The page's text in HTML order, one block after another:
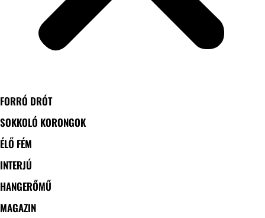
FORRÓ DRÓT
SOKKOLÓ KORONGOK
ÉLŐ FÉM
INTERJÚ
HANGERŐMŰ
MAGAZIN